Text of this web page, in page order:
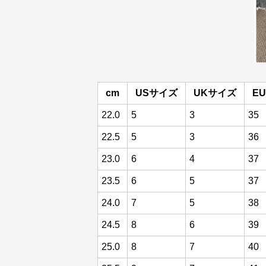
cm USサイズ UKサイズ
22.0 5 3 35
22.5 5 3 36
23.0 6 4 37
23.5 6 5 37
24.0 7 5 38
24.5 8 6 39
25.0 8 7 40